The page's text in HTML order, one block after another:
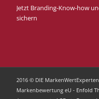
Jetzt Branding-Know-how
sichern
2016 © DIE
Markenbewertung eU - Enfold